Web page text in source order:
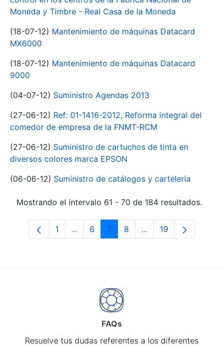
Moneda y Timbre - Real Casa de la Moneda
(18-07-12) Mantenimiento de máquinas Datacard
MX6000
(18-07-12) Mantenimiento de máquinas Datacard
9000
(04-07-12) Suministro Agendas 2013
(27-06-12) Ref: 01-1416-2012, Reforma integral del
comedor de empresa de la FNMT-RCM
(27-06-12) Suministro de cartuchos de tinta en
diversos colores marca EPSON
(06-06-12) Suministro de catálogos y cartelería
Mostrando el intervalo 61 - 70 de 184 resultados.
Página
1 ...Páginas intermedias Use TAB para
Página
6 Página
7 Página
8 ...Páginas intermedias
Página
19
FAQs
Resuelve tus dudas referentes a los diferentes